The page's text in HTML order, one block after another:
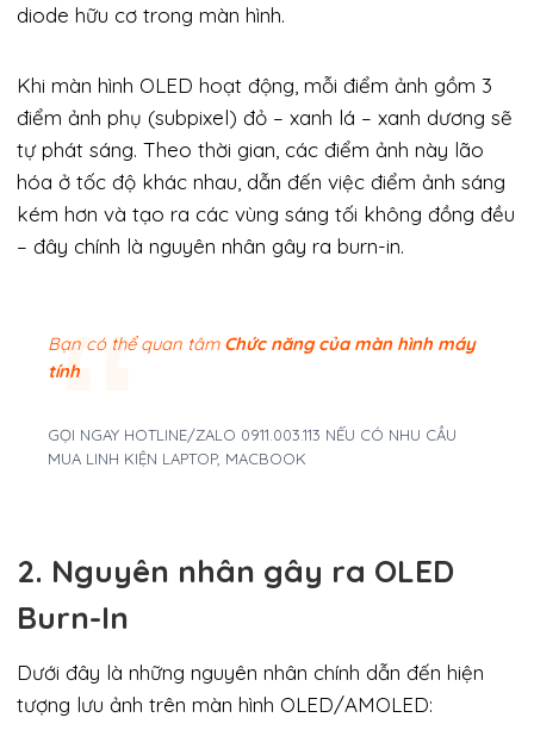
diode hữu cơ trong màn hình.
Khi màn hình OLED hoạt động, mỗi điểm ảnh gồm 3
điểm ảnh phụ (subpixel) đỏ – xanh lá – xanh dương sẽ
tự phát sáng. Theo thời gian, các điểm ảnh này lão
hóa ở tốc độ khác nhau, dẫn đến việc điểm ảnh sáng
kém hơn và tạo ra các vùng sáng tối không đồng đều
– đây chính là nguyên nhân gây ra burn-in.
Bạn có thể quan tâm Chức năng của màn hình máy
tính
GỌI NGAY HOTLINE/ZALO 0911.003.113 NẾU CÓ NHU CẦU
MUA LINH KIỆN LAPTOP, MACBOOK
2. Nguyên nhân gây ra OLED
Burn-In
Dưới đây là những nguyên nhân chính dẫn đến hiện
tượng lưu ảnh trên màn hình OLED/AMOLED: